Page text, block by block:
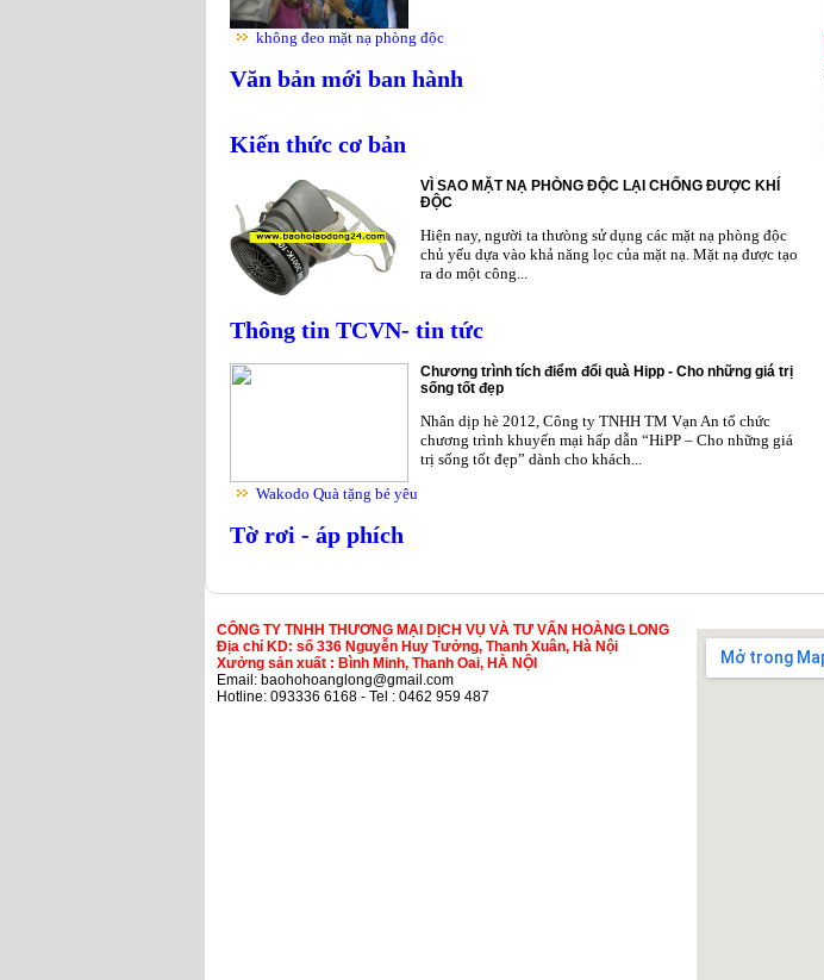
không đeo mặt nạ phòng độc
Văn bản mới ban hành
Kiến thức cơ bản
VÌ SAO MẶT NẠ PHÒNG ĐỘC LẠI CHỐNG ĐƯỢC KHÍ
ĐỘC
Hiện nay, người ta thưòng sử dụng các mặt nạ phòng độc
chủ yếu dựa vào khả năng lọc của mặt nạ. Mặt nạ được tạo
ra do một công...
Thông tin TCVN- tin tức
Chương trình tích điểm đổi quà Hipp - Cho những giá trị
sống tốt đẹp
Nhân dịp hè 2012, Công ty TNHH TM Vạn An tổ chức
chương trình khuyến mại hấp dẫn “HiPP – Cho những giá
trị sống tốt đẹp” dành cho khách...
Wakodo Quà tặng bé yêu
Tờ rơi - áp phích
CÔNG TY TNHH THƯƠNG MẠI DỊCH VỤ VÀ TƯ VẤN HOÀNG LONG
Địa chỉ KD: số 336 Nguyễn Huy Tưởng, Thanh Xuân, Hà Nội
Xưởng sản xuất : Bình Minh, Thanh Oai, HÀ NỘI
Email: baohohoanglong@gmail.com
Hotline: 093336 6168 - Tel : 0462 959 487